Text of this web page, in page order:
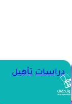
دراسات تأهيل